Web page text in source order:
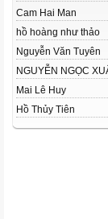
Cam Hai Man
hồ hoàng như thảo
Nguyễn Văn Tuyên
NGUYỄN NGỌC
Mai Lê Huy
Hồ Thủy Tiên